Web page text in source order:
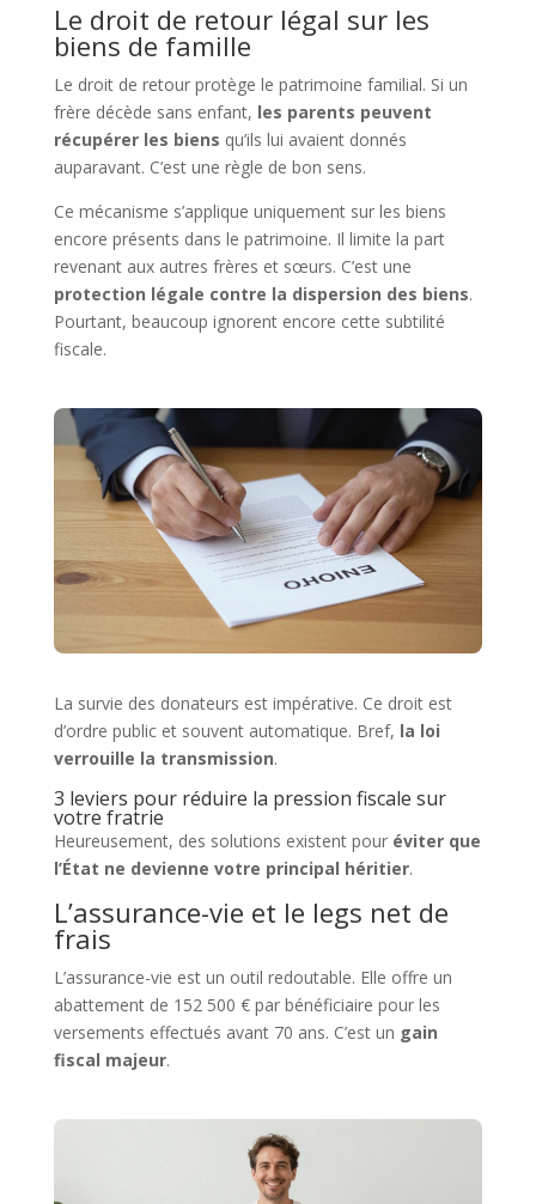
Le droit de retour légal sur les
biens de famille
Le droit de retour protège le patrimoine familial. Si un
frère décède sans enfant, les parents peuvent
récupérer les biens qu’ils lui avaient donnés
auparavant. C’est une règle de bon sens.
Ce mécanisme s’applique uniquement sur les biens
encore présents dans le patrimoine. Il limite la part
revenant aux autres frères et sœurs. C’est une
protection légale contre la dispersion des biens.
Pourtant, beaucoup ignorent encore cette subtilité
fiscale.
La survie des donateurs est impérative. Ce droit est
d’ordre public et souvent automatique. Bref, la loi
verrouille la transmission.
3 leviers pour réduire la pression fiscale sur
votre fratrie
Heureusement, des solutions existent pour éviter que
l’État ne devienne votre principal héritier.
L’assurance-vie et le legs net de
frais
L’assurance-vie est un outil redoutable. Elle offre un
abattement de 152 500 € par bénéficiaire pour les
versements effectués avant 70 ans. C’est un gain
fiscal majeur.